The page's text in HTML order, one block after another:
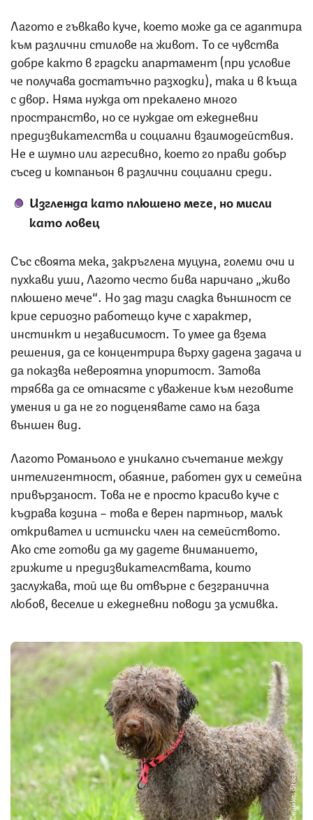
Лагото е гъвкаво куче, което може да се адаптира
към различни стилове на живот. То се чувства
добре както в градски апартамент (при условие
че получава достатъчно разходки), така и в къща
с двор. Няма нужда от прекалено много
пространство, но се нуждае от ежедневни
предизвикателства и социални взаимодействия.
Не е шумно или агресивно, което го прави добър
съсед и компаньон в различни социални среди.
Изглежда като плюшено мече, но мисли
като ловец
Със своята мека, закръглена муцуна, големи очи и
пухкави уши, Лагото често бива наричано „живо
плюшено мече“. Но зад тази сладка външност се
крие сериозно работещо куче с характер,
инстинкт и независимост. То умее да взема
решения, да се концентрира върху дадена задача и
да показва невероятна упоритост. Затова
трябва да се отнасяте с уважение към неговите
умения и да не го подценявате само на база
външен вид.
Лагото Романьоло е уникално съчетание между
интелигентност, обаяние, работен дух и семейна
привързаност. Това не е просто красиво куче с
къдрава козина – това е верен партньор, малък
откривател и истински член на семейството.
Ако сте готови да му дадете вниманието,
грижите и предизвикателствата, които
заслужава, той ще ви отвърне с безгранична
любов, веселие и ежедневни поводи за усмивка.
Снимка: iStock